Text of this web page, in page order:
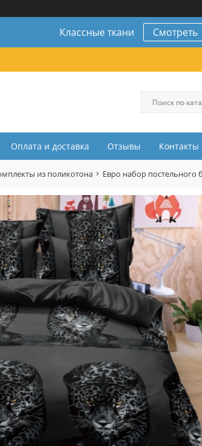
Классные ткани Смотреть
Оплата и доставка Отзывы Контакты
из поликотона Евро набор